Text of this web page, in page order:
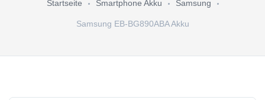
Startseite Smartphone Akku Samsung
Samsung EB-BG890ABA Akku